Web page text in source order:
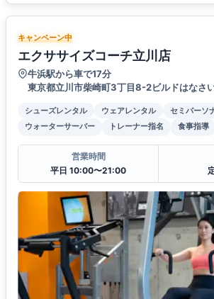
キャンペーン中
エクササイズコーチ立川店
牛浜駅から車で17分
東京都立川市柴崎町3丁目8-2ビルドはなさ
シューズレンタル ウェアレンタル セミパーソ
ウォーターサーバー
トレーナー指名 食事指導
営業時間
平日 10:00〜21:00